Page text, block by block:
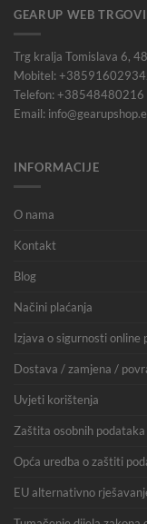
GEARUP WEB
Trg kralja Tomislava 6,
Mobitel:
Telefon: +38548480216
Email:
INFORMACIJE
O nama
Kontakt
Blog
Načini plaćanja
Izjava o sigurnosti online
Dostava / zamjena /
Uvjeti korištenja
Zaštita osobnih podataka
Opća uredba o zaštiti
EU alternativno